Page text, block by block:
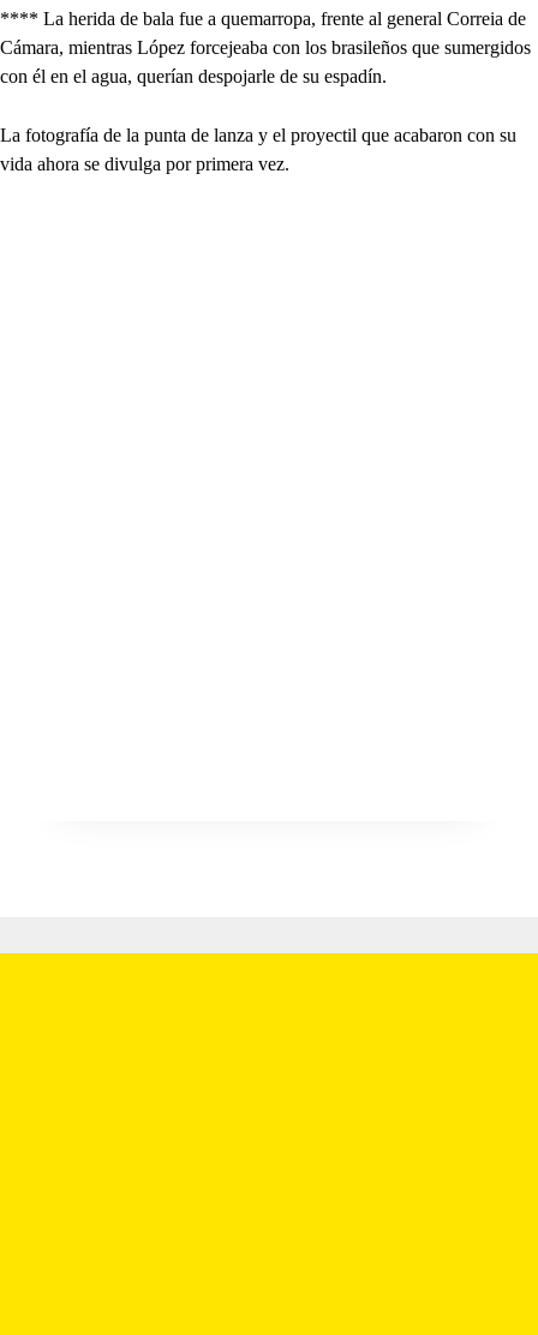
**** La herida de bala fue a quemarropa, frente al general Correia de
Cámara, mientras López forcejeaba con los brasileños que sumergidos
con él en el agua, querían despojarle de su espadín.
La fotografía de la punta de lanza y el proyectil que acabaron con su
vida ahora se divulga por primera vez.